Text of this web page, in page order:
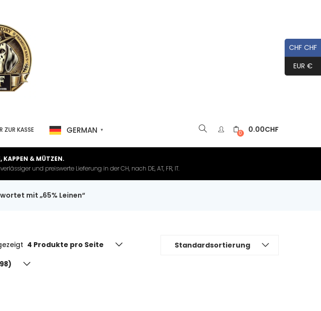
ZUR KASSE GERMAN ▼ 0 0.00CHF
KAPPEN & MÜTZEN.
und preiswerte Lieferung in der CH, nach DE, AT, FR, IT.
mit „65% Leinen“
Standardsortierung
4 Produkte pro Seite
CHF CHF
EUR €